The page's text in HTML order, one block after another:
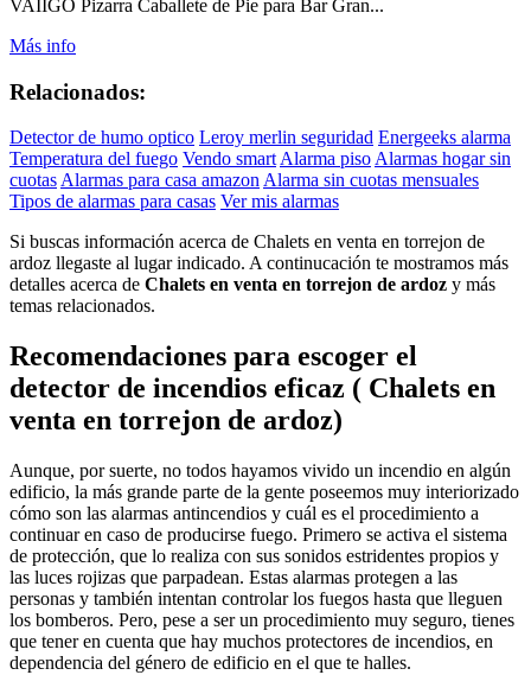
VAIIGO Pizarra Caballete de Pie para Bar Gran...
Más info
Relacionados:
Detector de humo optico Leroy merlin seguridad Energeeks alarma
Temperatura del fuego Vendo smart Alarma piso Alarmas hogar sin
cuotas Alarmas para casa amazon Alarma sin cuotas mensuales
Tipos de alarmas para casas Ver mis alarmas
Si buscas información acerca de Chalets en venta en torrejon de
ardoz llegaste al lugar indicado. A continucación te mostramos más
detalles acerca de Chalets en venta en torrejon de ardoz y más
temas relacionados.
Recomendaciones para escoger el
detector de incendios eficaz ( Chalets en
venta en torrejon de ardoz)
Aunque, por suerte, no todos hayamos vivido un incendio en algún
edificio, la más grande parte de la gente poseemos muy interiorizado
cómo son las alarmas antincendios y cuál es el procedimiento a
continuar en caso de producirse fuego. Primero se activa el sistema
de protección, que lo realiza con sus sonidos estridentes propios y
las luces rojizas que parpadean. Estas alarmas protegen a las
personas y también intentan controlar los fuegos hasta que lleguen
los bomberos. Pero, pese a ser un procedimiento muy seguro, tienes
que tener en cuenta que hay muchos protectores de incendios, en
dependencia del género de edificio en el que te halles.